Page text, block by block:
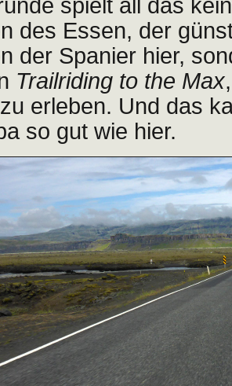
spielt all das
des Essen, der
der Spanier hier,
Trailriding to the Max
erleben. Und das
so gut wie hier.